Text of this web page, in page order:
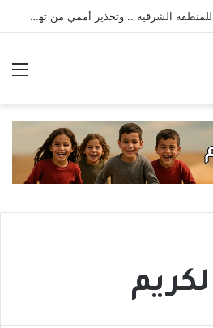
قانون الجرائم الإلكترونية يستعيد سطوته .. حادثتا اعتقال تهددان حرية التعبير